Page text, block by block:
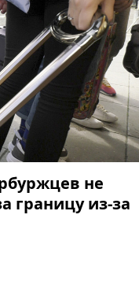
не
границу из-за